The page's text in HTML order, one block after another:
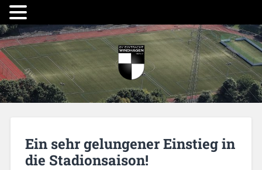
Ein sehr gelungener Einstieg in
die Stadionsaison!